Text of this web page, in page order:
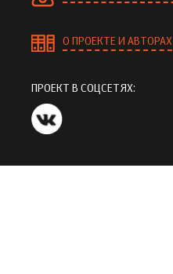
О ПРОЕКТЕ И АВТОРАХ
ПРОЕКТ В СОЦСЕТЯХ: